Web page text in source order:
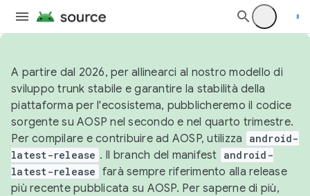
A partire dal 2026, per allinearci al nostro modello di
sviluppo trunk stabile e garantire la stabilità della
piattaforma per l'ecosistema, pubblicheremo il codice
sorgente su AOSP nel secondo e nel quarto trimestre.
Per compilare e contribuire ad AOSP, utilizza
android-
latest-release . Il branch del manifest android-
latest-release farà sempre riferimento alla release
più recente pubblicata su AOSP. Per saperne di più,